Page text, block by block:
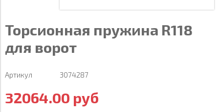
Торсионная пружина R118
для ворот
Артикул 3074287
32064.00 руб